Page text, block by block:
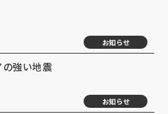
お知らせ
の強い地震
お知らせ